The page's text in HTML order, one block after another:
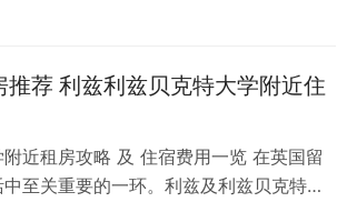
荐 利兹利兹贝克特大学附近住
近租房攻略 及 住宿费用一览 在英国留
至关重要的一环。利兹及利兹贝克特大